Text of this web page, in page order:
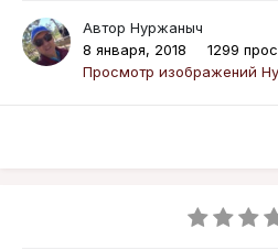
Автор Нуржаныч
8 января, 2018
1299
Просмотр изображений